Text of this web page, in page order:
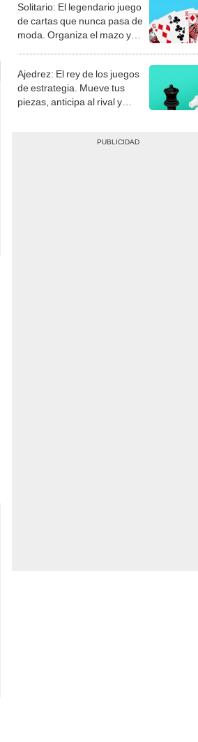
Solitario: El legendario juego
de cartas que nunca pasa de
moda. Organiza el mazo y
Ajedrez: El rey de los juegos
de estrategia. Mueve tus
piezas, anticipa al rival y